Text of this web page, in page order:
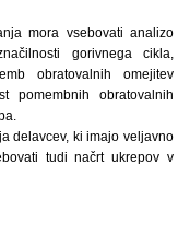
mora vsebovati analizo
gorivnega cikla,
obratovalnih omejitev
pomembnih obratovalnih
delavcev, ki imajo veljavno
tudi načrt ukrepov v